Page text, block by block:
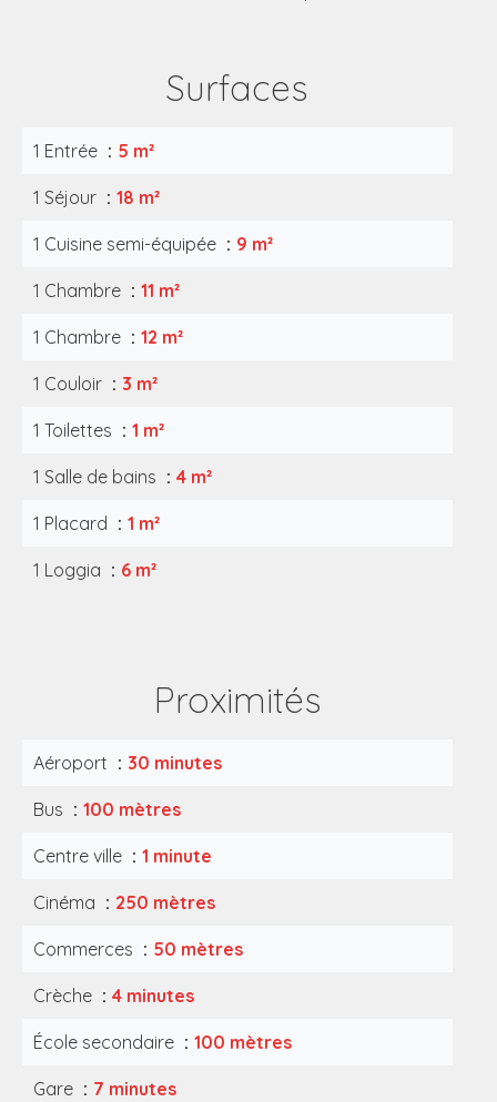
Surfaces
1 Entrée 5 m²
1 Séjour 18 m²
1 Cuisine semi-équipée 9 m²
1 Chambre 11 m²
1 Chambre 12 m²
1 Couloir 3 m²
1 Toilettes 1 m²
1 Salle de bains 4 m²
1 Placard 1 m²
1 Loggia 6 m²
Proximités
Aéroport 30 minutes
Bus 100 mètres
Centre ville 1 minute
Cinéma 250 mètres
Commerces 50 mètres
Crèche 4 minutes
École secondaire 100 mètres
Gare 7 minutes